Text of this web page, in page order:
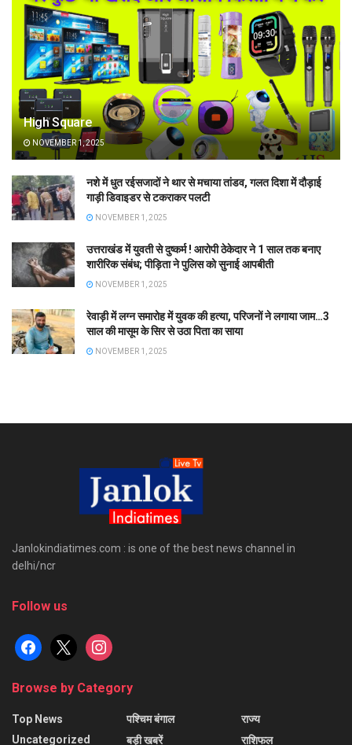
High Square
NOVEMBER 1, 2025
नशे में धुत रईसजादों ने थार से मचाया तांडव, गलत दिशा में दौड़ाई
गाड़ी डिवाइडर से टकराकर पलटी
NOVEMBER 1, 2025
उत्तराखंड में युवती से दुष्कर्म ! आरोपी ठेकेदार ने 1 साल तक बनाए
शारीरिक संबंध; पीड़िता ने पुलिस को सुनाई आपबीती
NOVEMBER 1, 2025
रेवाड़ी में लग्न समारोह में युवक की हत्या, परिजनों ने लगाया जाम…3
साल की मासूम के सिर से उठा पिता का साया
NOVEMBER 1, 2025
Janlokindiatimes.com : is one of the best news channel in
delhi/ncr
Follow us
facebook
x instagram
Browse by Category
Top News
Uncategorized
पश्चिम बंगाल
बड़ी खबरें
राज्य
राशिफल